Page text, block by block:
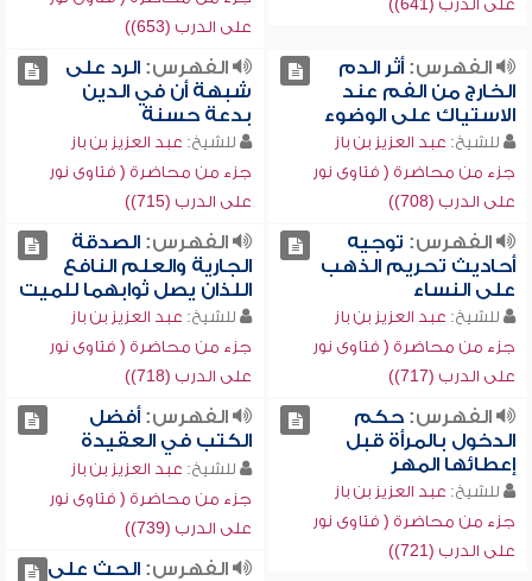
على الدرب (641))
على الدرب (653))
الفهرس:أثر الدم
الخارج من الفم عند
الاستياك على الوضوء
للشيخ: عبد العزيز بن باز
جزء من محاضرة ( فتاوى نور
على الدرب (708))
الفهرس:الرد على
شبهة أن في الدين
بدعة حسنة
للشيخ: عبد العزيز بن باز
جزء من محاضرة ( فتاوى نور
على الدرب (715))
الفهرس: توجيه
أحاديث تحريم الذهب
على النساء
للشيخ: عبد العزيز بن باز
جزء من محاضرة ( فتاوى نور
على الدرب (717))
الفهرس:الصدقة
الجارية والعلم النافع
اللذان يصل ثوابهما للميت
للشيخ: عبد العزيز بن باز
جزء من محاضرة ( فتاوى نور
على الدرب (718))
الفهرس:حكم
الدخول بالمرأة قبل
إعطائها المهر
للشيخ: عبد العزيز بن باز
جزء من محاضرة ( فتاوى نور
على الدرب (721))
الفهرس:أفضل
الكتب في العقيدة
للشيخ: عبد العزيز بن باز
جزء من محاضرة ( فتاوى نور
على الدرب (739))
الفهرس:الحث على